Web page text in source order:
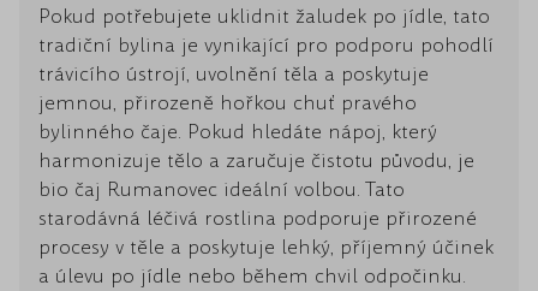
Pokud potřebujete uklidnit žaludek po jídle, tato
tradiční bylina je vynikající pro podporu pohodlí
trávicího ústrojí, uvolnění těla a poskytuje
jemnou, přirozeně hořkou chuť pravého
bylinného čaje. Pokud hledáte nápoj, který
harmonizuje tělo a zaručuje čistotu původu, je
bio čaj Rumanovec ideální volbou. Tato
starodávná léčivá rostlina podporuje přirozené
procesy v těle a poskytuje lehký, příjemný účinek
a úlevu po jídle nebo během chvil odpočinku.